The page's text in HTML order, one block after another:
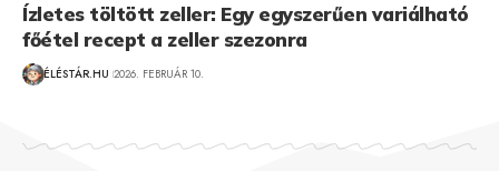
Ízletes töltött zeller: Egy egyszerűen variálható
főétel recept a zeller szezonra
ÉLÉSTÁR.HU 2026. FEBRUÁR 10.